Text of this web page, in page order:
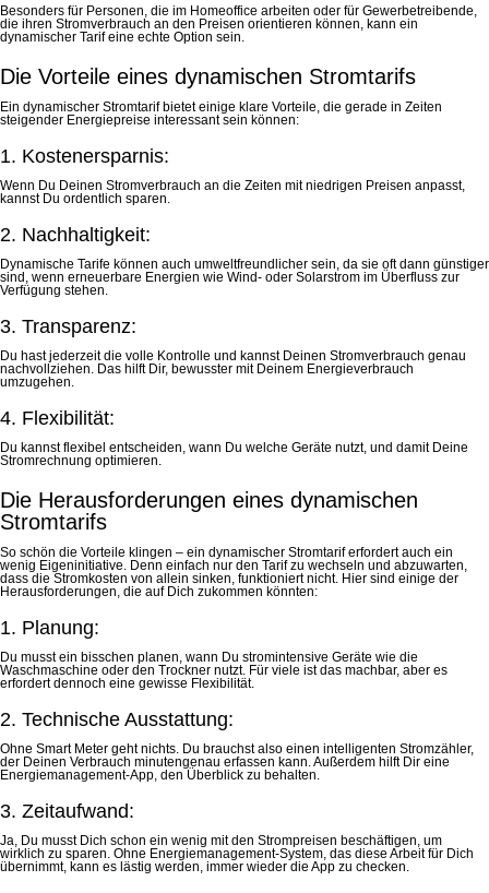
Besonders für Personen, die im Homeoffice arbeiten oder für Gewerbetreibende,
die ihren Stromverbrauch an den Preisen orientieren können, kann ein
dynamischer Tarif eine echte Option sein.
Die Vorteile eines dynamischen Stromtarifs
Ein dynamischer Stromtarif bietet einige klare Vorteile, die gerade in Zeiten
steigender Energiepreise interessant sein können:
1. Kostenersparnis:
Wenn Du Deinen Stromverbrauch an die Zeiten mit niedrigen Preisen anpasst,
kannst Du ordentlich sparen.
2. Nachhaltigkeit:
Dynamische Tarife können auch umweltfreundlicher sein, da sie oft dann günstiger
sind, wenn erneuerbare Energien wie Wind- oder Solarstrom im Überfluss zur
Verfügung stehen.
3. Transparenz:
Du hast jederzeit die volle Kontrolle und kannst Deinen Stromverbrauch genau
nachvollziehen. Das hilft Dir, bewusster mit Deinem Energieverbrauch
umzugehen.
4. Flexibilität:
Du kannst flexibel entscheiden, wann Du welche Geräte nutzt, und damit Deine
Stromrechnung optimieren.
Die Herausforderungen eines dynamischen
Stromtarifs
So schön die Vorteile klingen – ein dynamischer Stromtarif erfordert auch ein
wenig Eigeninitiative. Denn einfach nur den Tarif zu wechseln und abzuwarten,
dass die Stromkosten von allein sinken, funktioniert nicht. Hier sind einige der
Herausforderungen, die auf Dich zukommen könnten:
1. Planung:
Du musst ein bisschen planen, wann Du stromintensive Geräte wie die
Waschmaschine oder den Trockner nutzt. Für viele ist das machbar, aber es
erfordert dennoch eine gewisse Flexibilität.
2. Technische Ausstattung:
Ohne Smart Meter geht nichts. Du brauchst also einen intelligenten Stromzähler,
der Deinen Verbrauch minutengenau erfassen kann. Außerdem hilft Dir eine
Energiemanagement-App, den Überblick zu behalten.
3. Zeitaufwand:
Ja, Du musst Dich schon ein wenig mit den Strompreisen beschäftigen, um
wirklich zu sparen. Ohne Energiemanagement-System, das diese Arbeit für Dich
übernimmt, kann es lästig werden, immer wieder die App zu checken.